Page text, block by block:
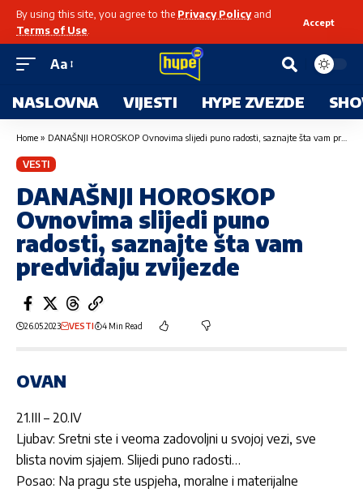
By using this site, you agree to the Privacy Policyand
Terms of Use
Accept
Aa
NASLOVNA VIJESTI HYPE ZVEZDE
Home » DANAŠNJI HOROSKOP Ovnovima slijedi puno radosti, saznajte šta vam predviđaju zvijezde
VESTI
DANAŠNJI HOROSKOP
Ovnovima slijedi puno
radosti, saznajte šta vam
predviđaju zvijezde
26.05.2023 VESTI 4 Min Read
OVAN
21.III – 20.IV
Ljubav: Sretni ste i veoma zadovoljni u svojoj vezi, sve
blista novim sjajem. Slijedi puno radosti…
Posao: Na pragu ste uspjeha, moralne i materijalne